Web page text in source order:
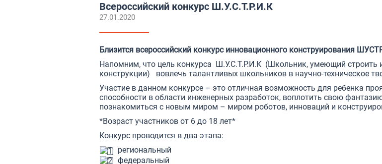
Всероссийский конкурс Ш.У.С.Т.Р.И.К
27.01.2020
Близится всероссийский конкурс инновационного конструирования
Напомним, что цель конкурса Ш.У.С.Т.Р.И.К (Школьник, умеющий строить
конструкции) вовлечь талантливых школьников в научно-техническое
Участие в данном конкурсе – это отличная возможность для ребенка
способности в области инженерных разработок, воплотить свою
познакомиться с новым миром – миром роботов, инноваций и
*Возраст участников от 6 до 18 лет*
Конкурс проводится в два этапа:
региональный
федеральный